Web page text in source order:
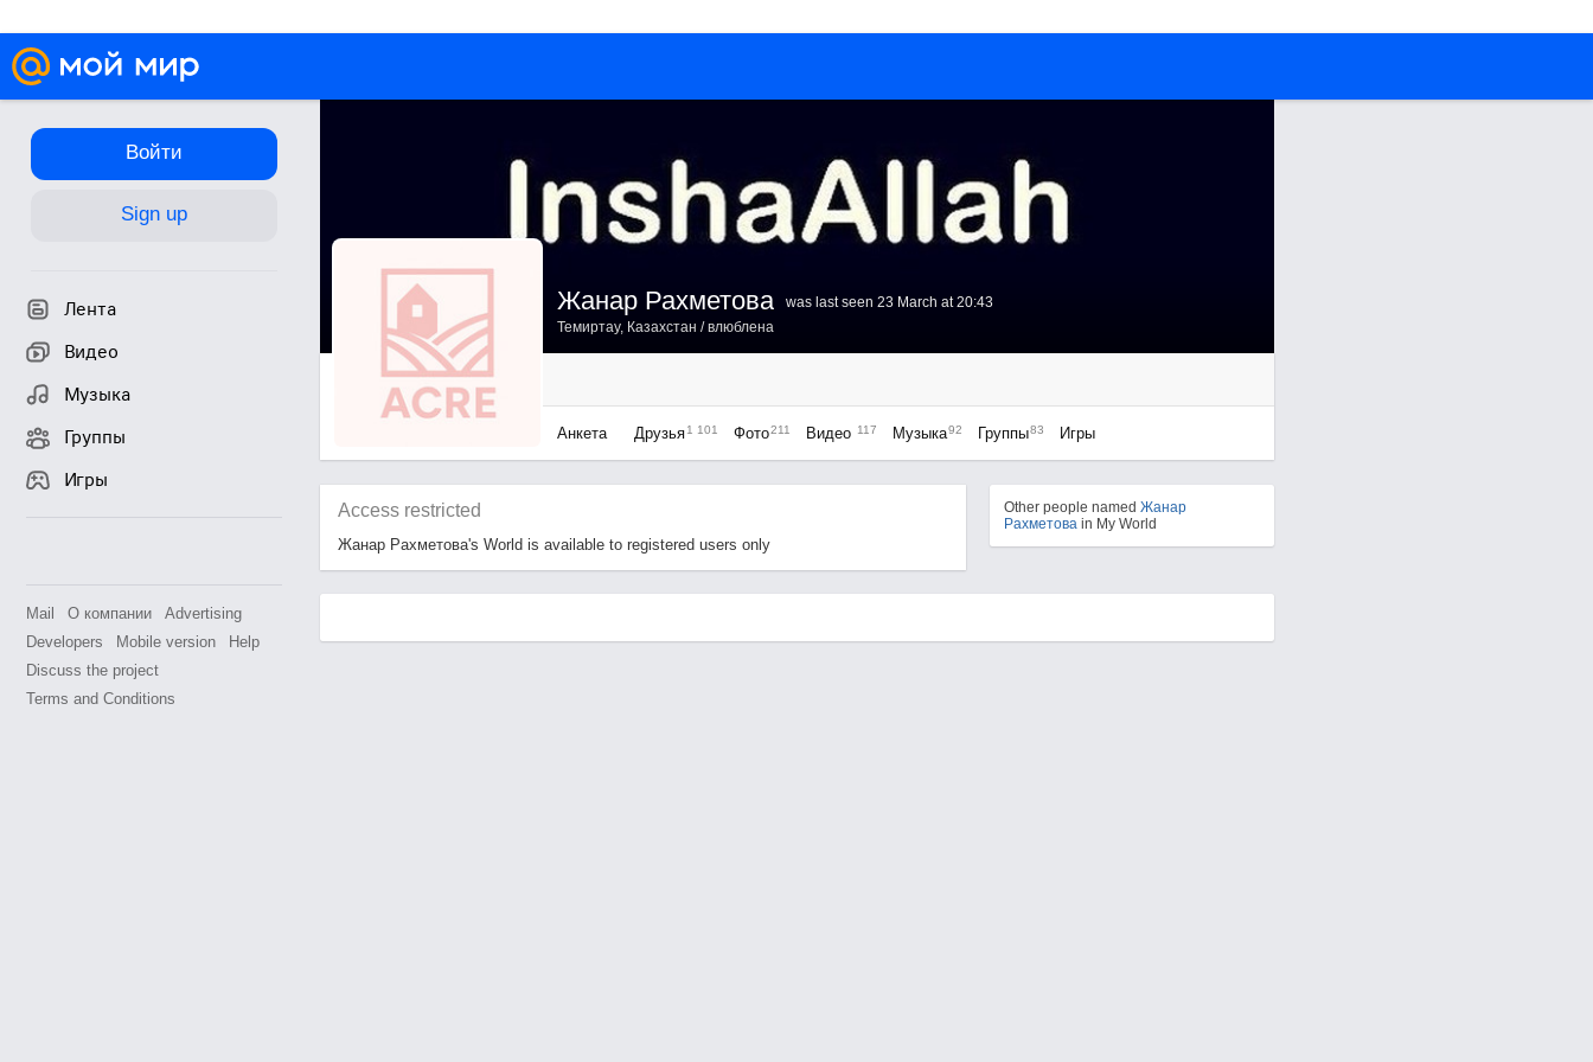
Войти
Sign up
Лента
Видео
Музыка
Группы
Игры
Mail О компании
Advertising
Developers
Mobile version
Help
Discuss the project
Terms and Conditions
Жанар Рахметова
was last seen 23 March at 20:43
Темиртау, Казахстан / влюблена
Анкета Друзья 1 101 Фото211 Видео 117 Музыка92 Группы83 Игры
Access restricted
Жанар Рахметова's World is available to registered users only
Other people named Жанар
Рахметоваin My World